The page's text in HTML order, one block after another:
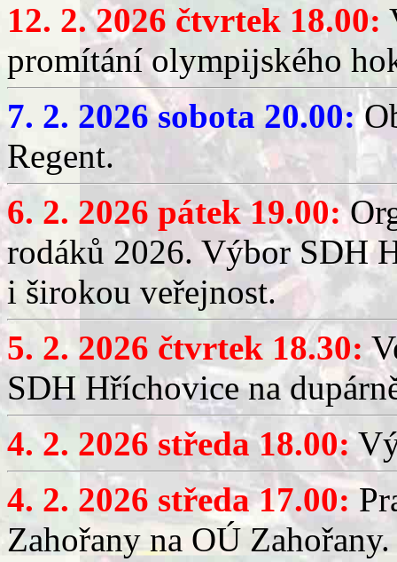
12. 2. 2026 čtvrtek 18.00:
promítání olympijského
7. 2. 2026 sobota 20.00:
Regent.
6. 2. 2026 pátek 19.00:
rodáků 2026. Výbor SDH
i širokou veřejnost.
5. 2. 2026 čtvrtek 18.30:
SDH Hříchovice na
4. 2. 2026 středa 18.00:
4. 2. 2026 středa 17.00:
Zahořany na OÚ Zahořany.